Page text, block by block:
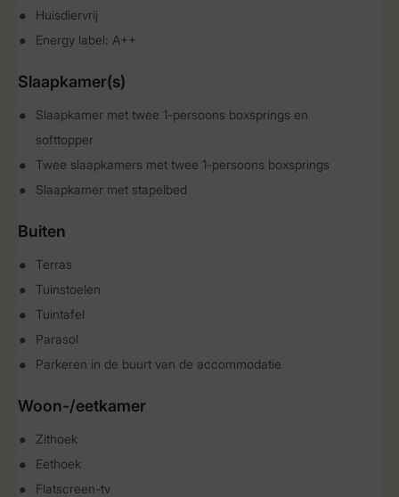
Huisdiervrij
Energy label: A++
Slaapkamer(s)
Slaapkamer met twee 1-persoons boxsprings en
softtopper
Twee slaapkamers met twee 1-persoons boxsprings
Slaapkamer met stapelbed
Buiten
Terras
Tuinstoelen
Tuintafel
Parasol
Parkeren in de buurt van de accommodatie
Woon-/eetkamer
Zithoek
Eethoek
Flatscreen-tv